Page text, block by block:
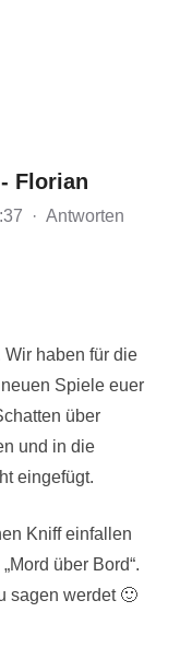
Florian
· Antworten
haben für die
Spiele euer
über
und in die
eingefügt.
Kniff einfallen
über Bord“.
sagen werdet 🙂